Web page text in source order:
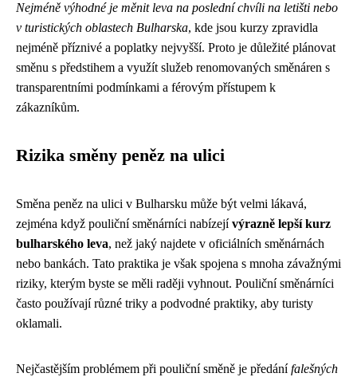
Nejméně výhodné je měnit leva na poslední chvíli na letišti nebo
v turistických oblastech Bulharska, kde jsou kurzy zpravidla
nejméně příznivé a poplatky nejvyšší. Proto je důležité plánovat
směnu s předstihem a využít služeb renomovaných směnáren s
transparentními podmínkami a férovým přístupem k
zákazníkům.
Rizika směny peněz na ulici
Směna peněz na ulici v Bulharsku může být velmi lákavá,
zejména když pouliční směnárníci nabízejívýrazně lepší kurz
bulharského leva, než jaký najdete v oficiálních směnárnách
nebo bankách. Tato praktika je však spojena s mnoha závažnými
riziky, kterým byste se měli raději vyhnout. Pouliční směnárníci
často používají různé triky a podvodné praktiky, aby turisty
oklamali.
Nejčastějším problémem při pouliční směně je předánífalešných